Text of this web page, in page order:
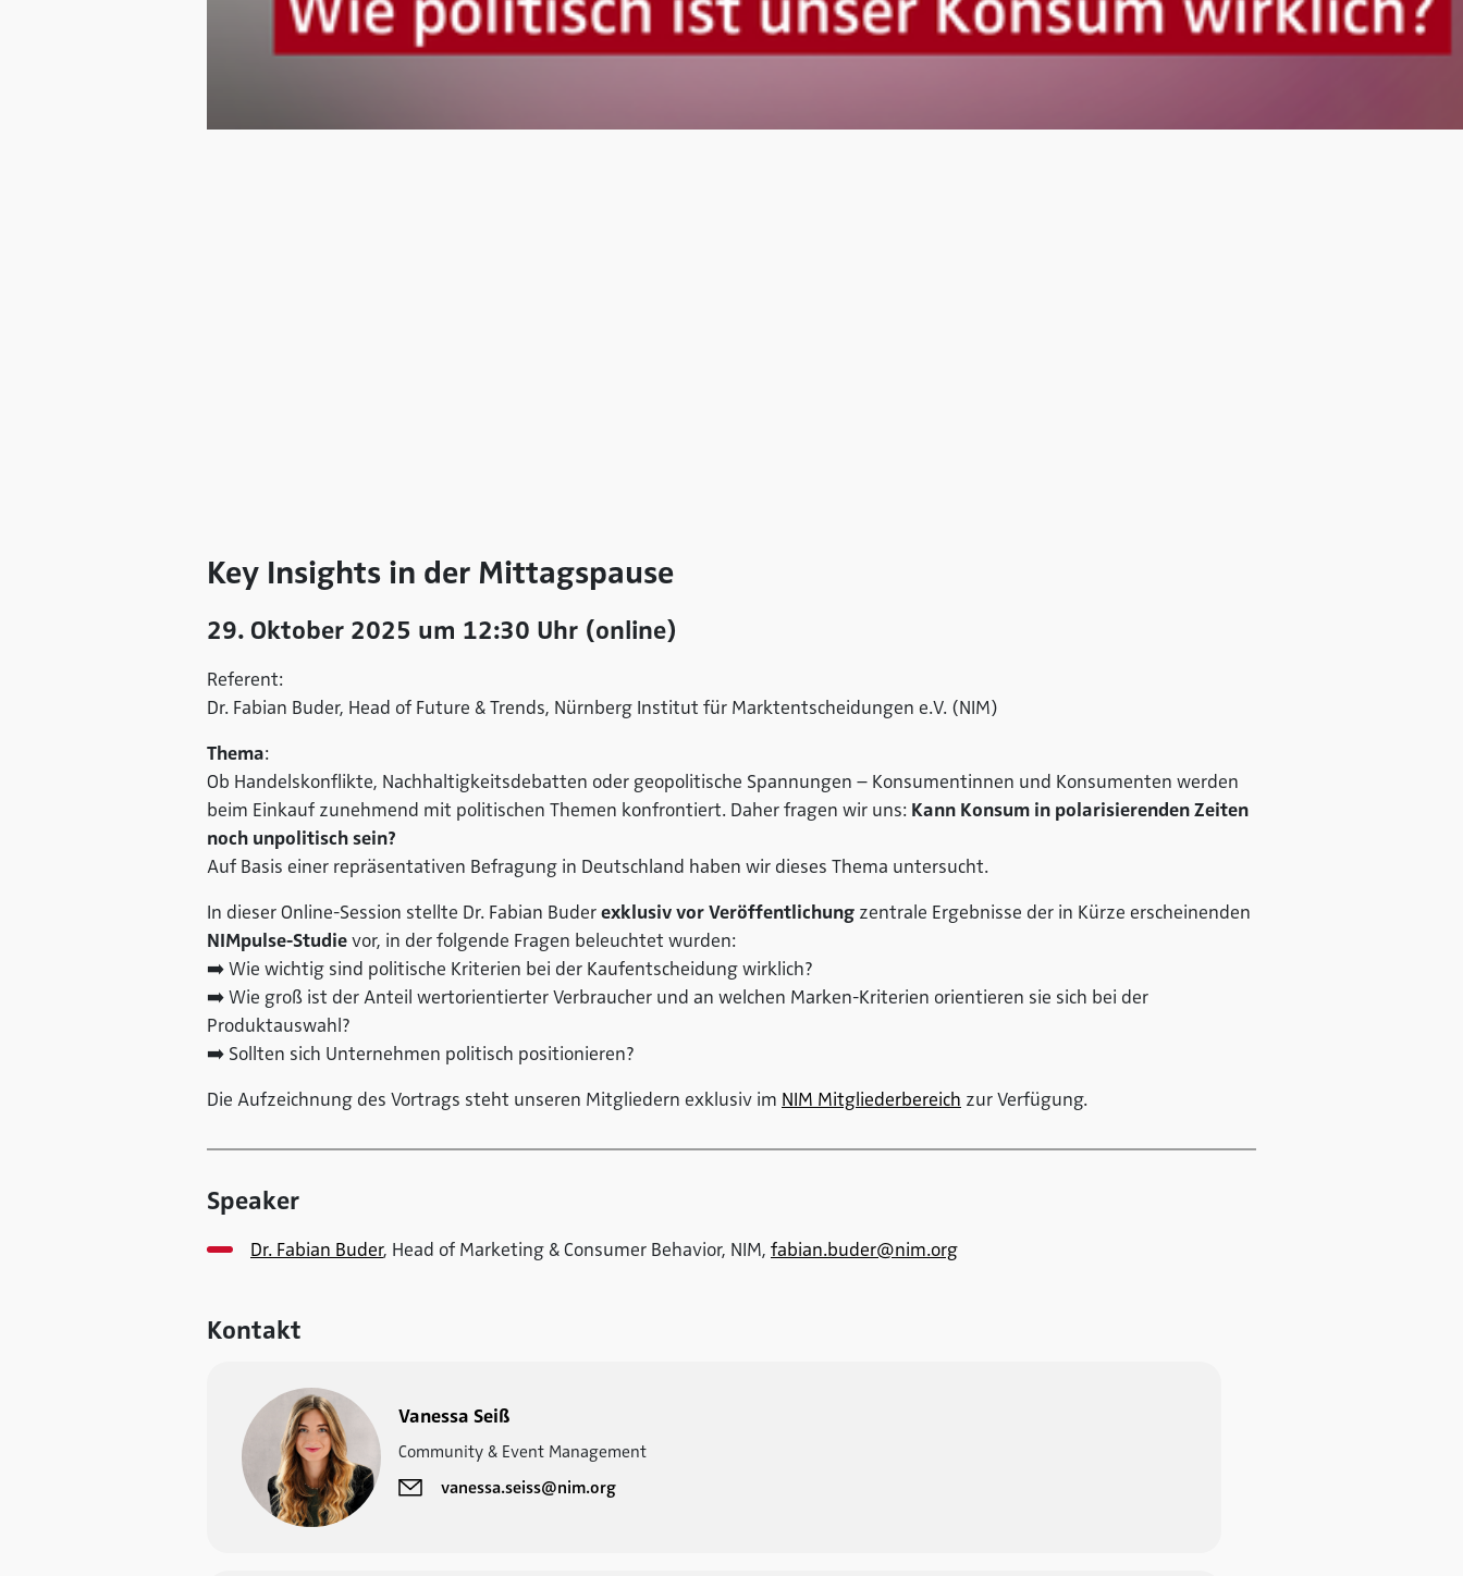
Key Insights in der Mittagspause
29. Oktober 2025 um 12:30 Uhr (online)
Referent:
Dr. Fabian Buder, Head of Future & Trends, Nürnberg Institut für Marktentscheidungen e.V. (NIM)
Thema:
Ob Handelskonflikte, Nachhaltigkeitsdebatten oder geopolitische Spannungen – Konsumentinnen und Konsumenten werden
beim Einkauf zunehmend mit politischen Themen konfrontiert. Daher fragen wir uns: Kann Konsum in polarisierenden Zeiten
noch unpolitisch sein?
Auf Basis einer repräsentativen Befragung in Deutschland haben wir dieses Thema untersucht.
In dieser Online-Session stellte Dr. Fabian Buderexklusiv vor Veröffentlichung zentrale Ergebnisse der in Kürze erscheinenden
NIMpulse-Studievor, in der folgende Fragen beleuchtet wurden:
➡️ Wie wichtig sind politische Kriterien bei der Kaufentscheidung wirklich?
➡️ Wie groß ist der Anteil wertorientierter Verbraucher und an welchen Marken-Kriterien orientieren sie sich bei der
Produktauswahl?
➡️ Sollten sich Unternehmen politisch positionieren?
Die Aufzeichnung des Vortrags steht unseren Mitgliedern exklusiv im NIM Mitgliederbereich zur Verfügung.
Speaker
Dr. Fabian Buder, Head of Marketing & Consumer Behavior, NIM, fabian.buder@nim.org
Kontakt
Vanessa Seiß
Community & Event Management
vanessa.seiss@nim.org